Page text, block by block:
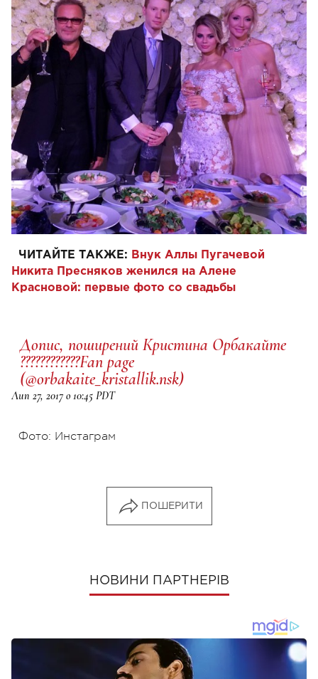
ЧИТАЙТЕ ТАКЖЕ: Внук Аллы Пугачевой
Никита Пресняков женился на Алене
Красновой: первые фото со свадьбы
Допис, поширений Кристина Орбакайте
????????????Fan page
(@orbakaite_kristallik.nsk)
Лип 27, 2017 о 10:45 PDT
Фото: Инстаграм
ПОШЕРИТИ
НОВИНИ ПАРТНЕРІВ